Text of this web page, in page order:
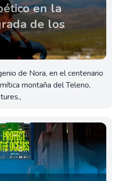
en la
de los
de Nora, en el centenario
montaña del Teleno,